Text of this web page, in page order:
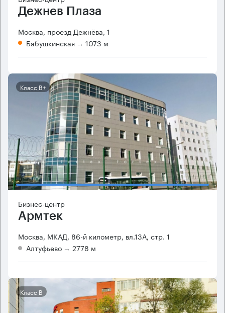
Дежнев Плаза
Москва, проезд Дежнёва, 1
Бабушкинская → 1073 м
Класс B+
Бизнес-центр
Армтек
Москва, МКАД, 86-й километр, вл.13А, стр. 1
Алтуфьево → 2778 м
Класс B